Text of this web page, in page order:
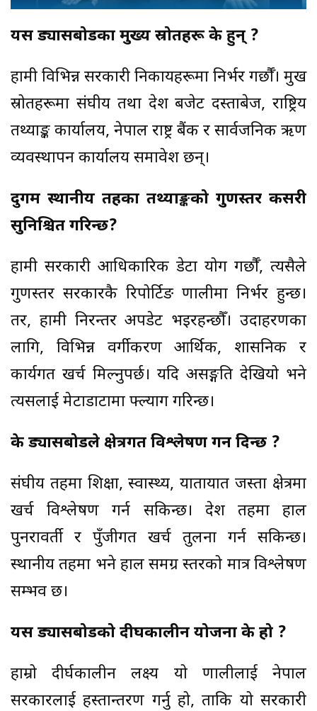
यस ड्यासबोर्डका मुख्य स्रोतहरू के हुन् ?
हामी विभिन्न सरकारी निकायहरूमा निर्भर गर्छौँ। प्रमुख
स्रोतहरूमा संघीय तथा प्रदेश बजेट दस्ताबेज, राष्ट्रिय
तथ्याङ्क कार्यालय, नेपाल राष्ट्र बैंक र सार्वजनिक ऋण
व्यवस्थापन कार्यालय समावेश छन्।
दुर्गम स्थानीय तहका तथ्याङ्कको गुणस्तर कसरी
सुनिश्चित गरिन्छ?
हामी सरकारी आधिकारिक डेटा प्रयोग गर्छौँ, त्यसैले
गुणस्तर सरकारकै रिपोर्टिङ प्रणालीमा निर्भर हुन्छ।
तर, हामी निरन्तर अपडेट भइरहन्छौँ। उदाहरणका
लागि, विभिन्न वर्गीकरण आर्थिक, प्रशासनिक र
कार्यगत खर्च मिल्नुपर्छ। यदि असङ्गति देखियो भने
त्यसलाई मेटाडाटामा फ्ल्याग गरिन्छ।
के ड्यासबोर्डले क्षेत्रगत विश्लेषण गर्न दिन्छ ?
संघीय तहमा शिक्षा, स्वास्थ्य, यातायात जस्ता क्षेत्रमा
खर्च विश्लेषण गर्न सकिन्छ। प्रदेश तहमा हाल
पुनरावर्ती र पुँजीगत खर्च तुलना गर्न सकिन्छ।
स्थानीय तहमा भने हाल समग्र स्तरको मात्र विश्लेषण
सम्भव छ।
यस ड्यासबोर्डको दीर्घकालीन योजना के हो ?
हाम्रो दीर्घकालीन लक्ष्य यो प्रणालीलाई नेपाल
सरकारलाई हस्तान्तरण गर्नु हो, ताकि यो सरकारी